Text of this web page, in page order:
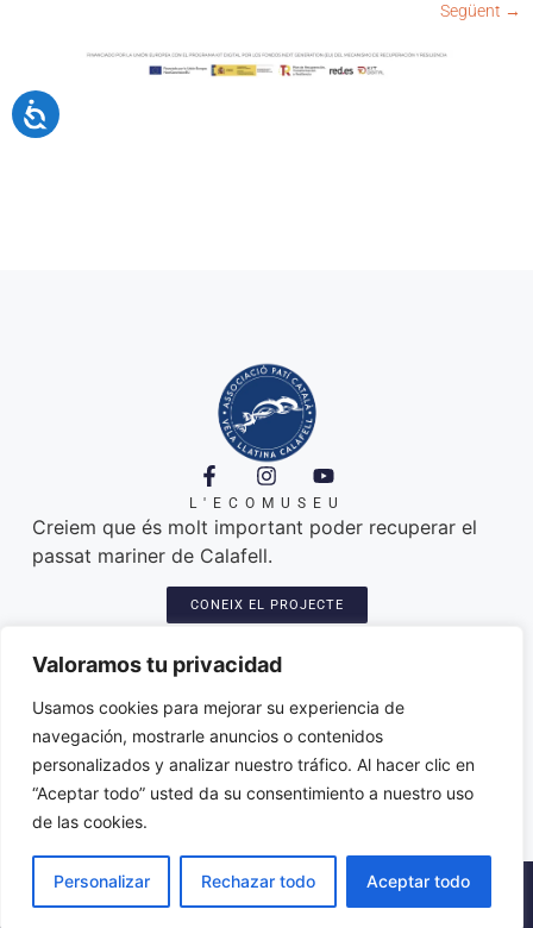
Valoramos tu privacidad
Usamos cookies para mejorar su experiencia de
navegación, mostrarle anuncios o contenidos
personalizados y analizar nuestro tráfico. Al hacer clic en
“Aceptar todo” usted da su consentimiento a nuestro uso
de las cookies.
Personalizar Rechazar todo Aceptar todo
Següent →
L'ECOMUSEU
Creiem que és molt important poder recuperar el
passat mariner de Calafell.
CONEIX EL PROJECTE
Platja de Calafell. 43820
Seu: Carretera del Sanatori, 3
Amarres de les llatines: plaça del port
Varador dels patins: trajo de l'Espineta
associacio@paticatalacalafell.cat
2026 © ·Política de Privacitat·Avis Legal·Declaració
d’accessibilitat·Disseny webamb ♥️ per Artic Agency